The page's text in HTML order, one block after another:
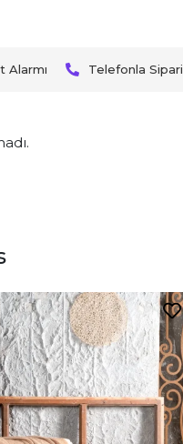
Alarmı Telefonla